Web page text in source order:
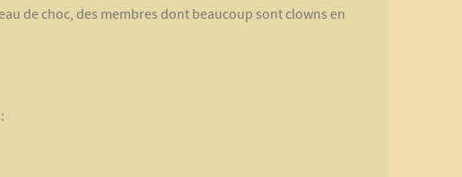
de choc, des membres dont beaucoup sont clowns en